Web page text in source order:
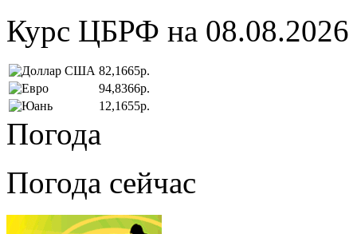
Курс ЦБРФ на 08.08.2026
82,1665р.
94,8366р.
12,1655р.
Погода
Погода сейчас